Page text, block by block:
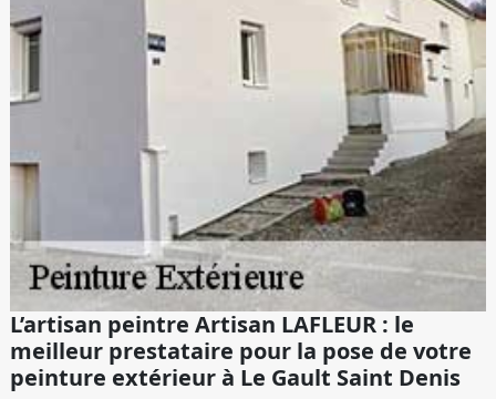
L’artisan peintre Artisan LAFLEUR : le
meilleur prestataire pour la pose de votre
peinture extérieur à Le Gault Saint Denis